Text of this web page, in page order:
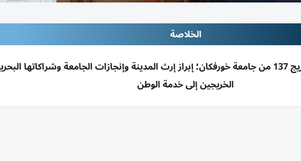
الخلاصة
سلطان بن أحمد يشهد تخريج 137 من جامعة خورفكان؛ إبراز إرث المدينة وإنجازات الجامعة وشراكاتها
الخريجين إلى خدمة الوطن